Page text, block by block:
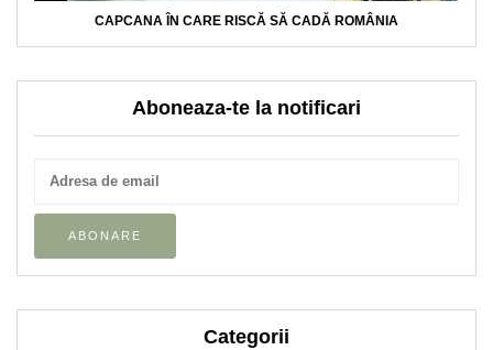
CAPCANA ÎN CARE RISCĂ SĂ CADĂ ROMÂNIA
Aboneaza-te la notificari
Categorii